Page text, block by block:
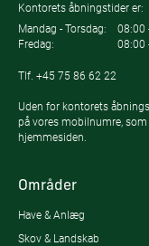
Kontorets åbningstider er:
Mandag - Torsdag:
08:00
Fredag:
08:00
Tlf. +45 75 86 62 22
Uden for kontorets
på vores mobilnumre,
hjemmesiden.
Områder
Have & Anlæg
Skov & Landskab